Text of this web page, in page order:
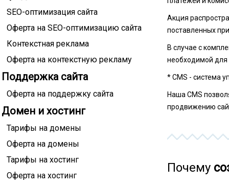
SEO-оптимизация сайта
Оферта на SEO-оптимизацию сайта
Контекстная реклама
Оферта на контекстную рекламу
Поддержка сайта
Оферта на поддержку сайта
Домен и хостинг
Тарифы на домены
Оферта на домены
Тарифы на хостинг
Оферта на хостинг
Акция
поставленных
В случае с
необходимой для
* CMS - система
Наша CMS
продвижению
Почему